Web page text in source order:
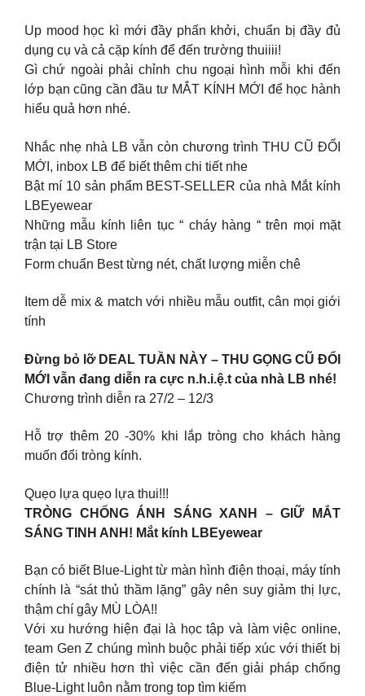
Up mood học kì mới đầy phấn khởi, chuẩn bị đầy đủ
dụng cụ và cả cặp kính để đến trường thuiiii!
Gì chứ ngoài phải chỉnh chu ngoại hình mỗi khi đến
lớp bạn cũng cần đầu tư MẮT KÍNH MỚI để học hành
hiểu quả hơn nhé.
Nhắc nhẹ nhà LB vẫn còn chương trình THU CŨ ĐỔI
MỚI, inbox LB để biết thêm chi tiết nhe
Bật mí 10 sản phẩm BEST-SELLER của nhà Mắt kính
LBEyewear
Những mẫu kính liên tục “ cháy hàng “ trên mọi mặt
trận tại LB Store
Form chuẩn Best từng nét, chất lượng miễn chê
Item dễ mix & match với nhiều mẫu outfit, cân mọi giới
tính
Đừng bỏ lỡ DEAL TUẦN NÀY – THU GỌNG CŨ ĐỔI
MỚI vẫn đang diễn ra cực n.h.i.ệ.t của nhà LB nhé!
Chương trình diễn ra 27/2 – 12/3
Hỗ trợ thêm 20 -30% khi lắp tròng cho khách hàng
muốn đổi tròng kính.
Quẹo lựa quẹo lựa thui!!!
TRÒNG CHỐNG ÁNH SÁNG XANH – GIỮ MẮT
SÁNG TINH ANH! Mắt kính LBEyewear
Bạn có biết Blue-Light từ màn hình điện thoại, máy tính
chính là “sát thủ thầm lặng” gây nên suy giảm thị lực,
thậm chí gây MÙ LÒA!!
Với xu hướng hiện đại là học tập và làm việc online,
team Gen Z chúng mình buộc phải tiếp xúc với thiết bị
điện tử nhiều hơn thì việc cần đến giải pháp chống
Blue-Light luôn nằm trong top tìm kiếm